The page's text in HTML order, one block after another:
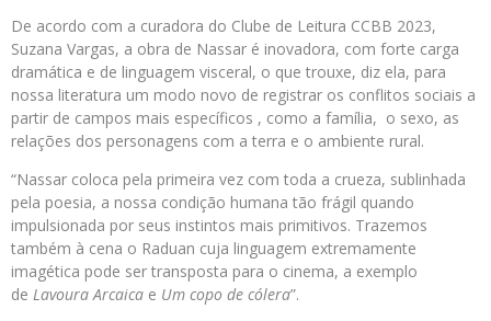
De acordo com a curadora do Clube de Leitura CCBB 2023,
Suzana Vargas, a obra de Nassar é inovadora, com forte carga
dramática e de linguagem visceral, o que trouxe, diz ela, para
nossa literatura um modo novo de registrar os conflitos sociais a
partir de campos mais específicos , como a família, o sexo, as
relações dos personagens com a terra e o ambiente rural.
“Nassar coloca pela primeira vez com toda a crueza, sublinhada
pela poesia, a nossa condição humana tão frágil quando
impulsionada por seus instintos mais primitivos. Trazemos
também à cena o Raduan cuja linguagem extremamente
imagética pode ser transposta para o cinema, a exemplo
de Lavoura Arcaica e Um copo de cólera”.